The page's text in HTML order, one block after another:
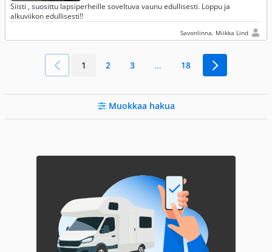
Siisti , suosittu lapsiperheille soveltuva vaunu edullisesti. Loppu ja
alkuviikon edullisesti!!
Savonlinna, Miikka Lind
1 2 3 ... 18
Muokkaa hakua